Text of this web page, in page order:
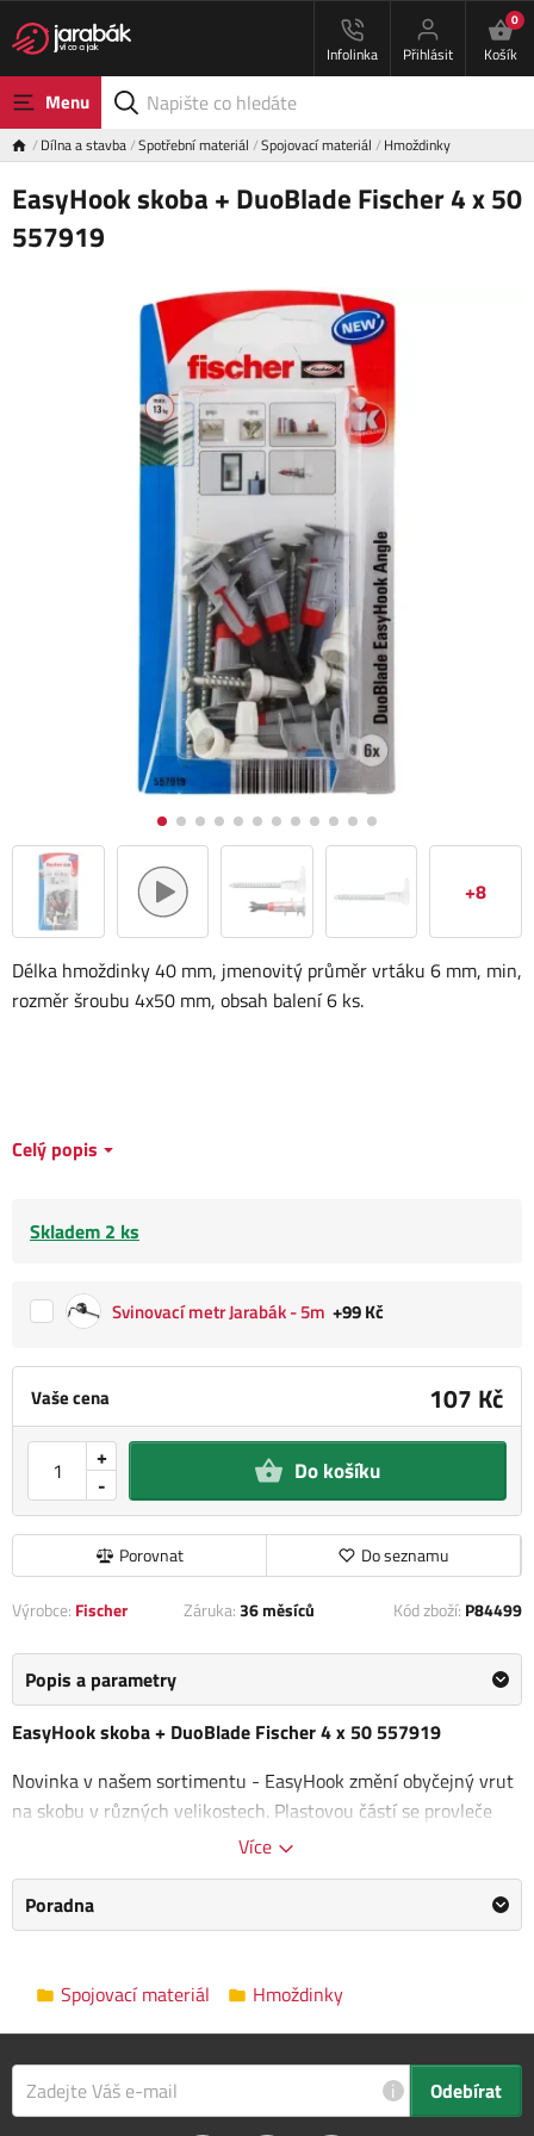
Infolinka Přihlásit
0
Košík
Menu
Dílna a stavba Spotřební materiál Spojovací materiál Hmoždinky
EasyHook skoba + DuoBlade Fischer 4 x 50
557919
+8
Vaše cena 107 Kč
-
+ Do košíku
Porovnat Do seznamu
Délka hmoždinky 40 mm, jmenovitý průměr vrtáku 6 mm, min,
rozměr šroubu 4x50 mm, obsah balení 6 ks.
Celý popis
Skladem 2 ks
Svinovací metr Jarabák - 5m +99 Kč
Výrobce: Fischer Záruka:36 měsíců Kód zboží: P84499
Popis a parametry
EasyHook skoba + DuoBlade Fischer 4 x 50 557919
Novinka v našem sortimentu - EasyHook změní obyčejný vrut
na skobu v různých velikostech. Plastovou částí se provleče
vrut a pomocí aku šroubováku se během chvilky zašroubuje do
Tvrzený plast vyztužený skelnými vlákny
vzdálenost skoby od zdi. EasyHook lze velmi snadno a rychle
demontovat.
Jmenovitý průměr vrtáku: 6 mm
Min. tloušťka desky: 9,5 mm
Více
Poradna
Spojovací materiál Hmoždinky
i Odebírat